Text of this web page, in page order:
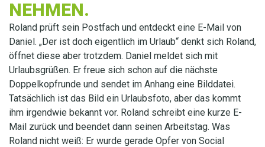
EHMEN.
Roland prüft sein Postfach und entdeckt eine E-Mail von
Daniel. „Der ist doch eigentlich im Urlaub“ denkt sich Roland,
öffnet diese aber trotzdem. Daniel meldet sich mit
Urlaubsgrüßen. Er freue sich schon auf die nächste
Doppelkopfrunde und sendet im Anhang eine Bilddatei.
Tatsächlich ist das Bild ein Urlaubsfoto, aber das kommt
ihm irgendwie bekannt vor. Roland schreibt eine kurze E-
Mail zurück und beendet dann seinen Arbeitstag. Was
Roland nicht weiß: Er wurde gerade Opfer von Social